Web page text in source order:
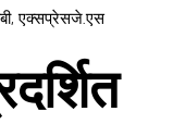
,एक्सप्रेसजे.एस